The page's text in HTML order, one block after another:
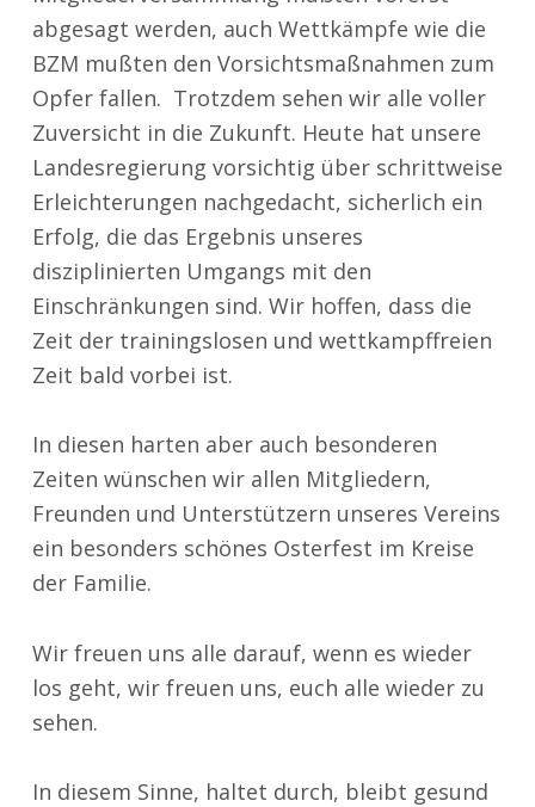
abgesagt werden, auch Wettkämpfe wie die
BZM mußten den Vorsichtsmaßnahmen zum
Opfer fallen. Trotzdem sehen wir alle voller
Zuversicht in die Zukunft. Heute hat unsere
Landesregierung vorsichtig über schrittweise
Erleichterungen nachgedacht, sicherlich ein
Erfolg, die das Ergebnis unseres
disziplinierten Umgangs mit den
Einschränkungen sind. Wir hoffen, dass die
Zeit der trainingslosen und wettkampffreien
Zeit bald vorbei ist.
In diesen harten aber auch besonderen
Zeiten wünschen wir allen Mitgliedern,
Freunden und Unterstützern unseres Vereins
ein besonders schönes Osterfest im Kreise
der Familie.
Wir freuen uns alle darauf, wenn es wieder
los geht, wir freuen uns, euch alle wieder zu
sehen.
In diesem Sinne, haltet durch, bleibt gesund